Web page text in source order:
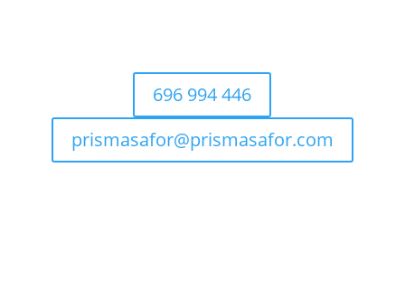
696 994 446
prismasafor@prismasafor.com